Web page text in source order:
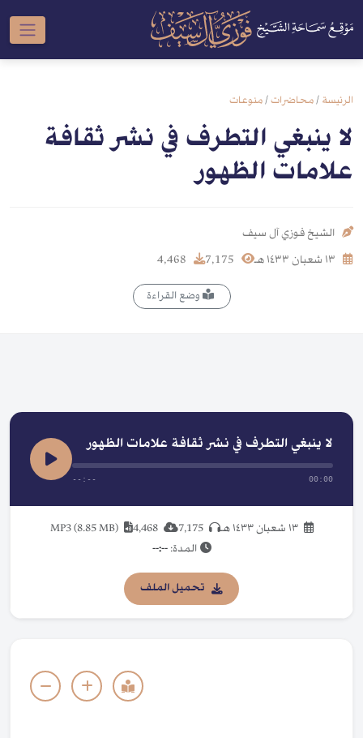
الرئيسة /محاضرات/منوعات
لا ينبغي التطرف في نشر ثقافة
علامات الظهور
الشيخ فوزي آل سيف
وضع القراءة
لا ينبغي التطرف في نشر ثقافة علامات الظهور
00:00
--:--
١٣ شعبان ١٤٣٣ هـ 7,175
4,468
MP3 (8.85 MB)
المدة:--:--
تحميل الملف